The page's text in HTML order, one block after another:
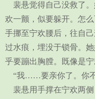
裴悬觉得自己没救了。
欢一颤，似要躲开。怎
手挪至宁欢腰后，往自
过水痕，埋没于锁骨。
乎要蹦出胸膛。既像是宁
“我……要亲你了。你不
裴悬用手撑在宁欢两侧